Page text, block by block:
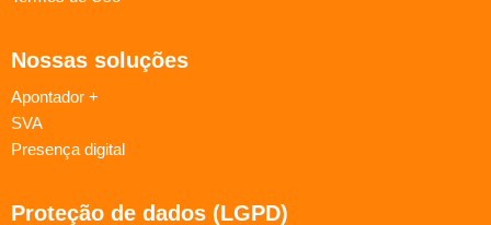
Nossas soluções
Apontador +
SVA
Presença digital
Proteção de dados (LGPD)